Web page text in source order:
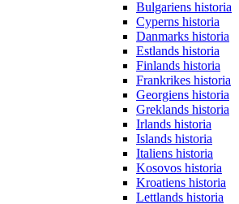
Bulgariens historia
Cyperns historia
Danmarks historia
Estlands historia
Finlands historia
Frankrikes historia
Georgiens historia
Greklands historia
Irlands historia
Islands historia
Italiens historia
Kosovos historia
Kroatiens historia
Lettlands historia